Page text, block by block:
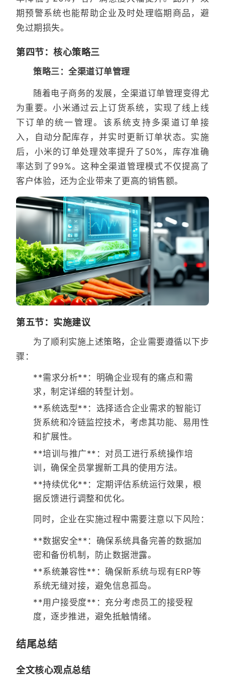
期预警系统也能帮助企业及时处理临期商品，避
免过期损失。
第四节：核心策略三
策略三：全渠道订单管理
随着电子商务的发展，全渠道订单管理变得尤
为重要。小米通过云上订货系统，实现了线上线
下订单的统一管理。该系统支持多渠道订单接
入，自动分配库存，并实时更新订单状态。实施
后，小米的订单处理效率提升了50%，库存准确
率达到了99%。这种全渠道管理模式不仅提高了
客户体验，还为企业带来了更高的销售额。
第五节：实施建议
为了顺利实施上述策略，企业需要遵循以下步
骤：
**需求分析**：明确企业现有的痛点和需
求，制定详细的转型计划。
**系统选型**：选择适合企业需求的智能订
货系统和冷链监控技术，考虑其功能、易用性
和扩展性。
**培训与推广**：对员工进行系统操作培
训，确保全员掌握新工具的使用方法。
**持续优化**：定期评估系统运行效果，根
据反馈进行调整和优化。
同时，企业在实施过程中需要注意以下风险：
**数据安全**：确保系统具备完善的数据加
密和备份机制，防止数据泄露。
**系统兼容性**：确保新系统与现有ERP等
系统无缝对接，避免信息孤岛。
**用户接受度**：充分考虑员工的接受程
度，逐步推进，避免抵触情绪。
结尾总结
全文核心观点总结